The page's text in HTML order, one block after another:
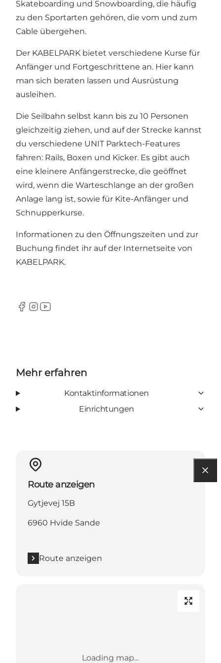
Skateboarding und Snowboarding, die häufig
zu den Sportarten gehören, die vom und zum
Cable übergehen.
Der KABELPARK bietet verschiedene Kurse für
Anfänger und Fortgeschrittene an. Hier kann
man sich beraten lassen und Ausrüstung
ausleihen.
Die Seilbahn selbst kann bis zu 10 Personen
gleichzeitig ziehen, und auf der Strecke kannst
du verschiedene UNIT Parktech-Features
fahren: Rails, Boxen und Kicker. Es gibt auch
eine kleinere Anfängerstrecke, die geöffnet
wird, wenn die Warteschlange an der großen
Anlage lang ist, sowie für Kite-Anfänger und
Schnupperkurse.
Informationen zu den Öffnungszeiten und zur
Buchung findet ihr auf der Internetseite von
KABELPARK.
Facebook
Instagram
Youtube
Mehr erfahren
Kontaktinformationen
Einrichtungen
Route anzeigen
Gytjevej 15B
6960 Hvide Sande
Route anzeigen
Loading map...